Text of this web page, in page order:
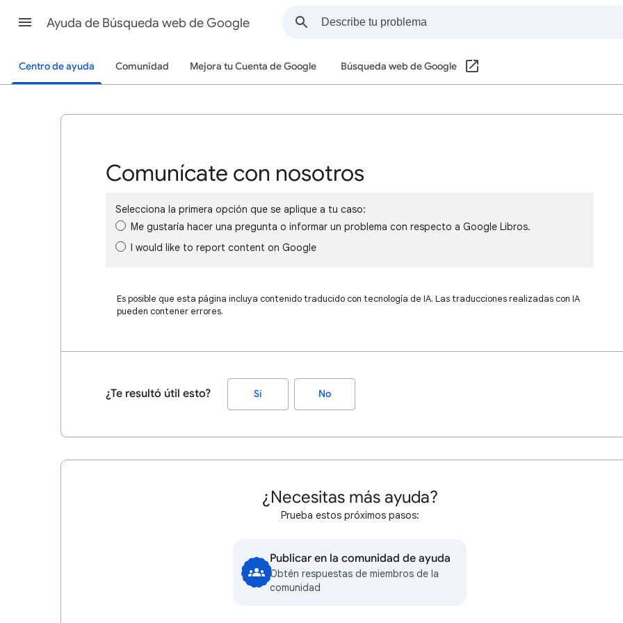
Ayuda de Búsqueda web de Google
Centro de ayuda Comunidad Mejora tu Cuenta de Google Búsqueda web de Google
Comunícate con nosotros
Selecciona la primera opción que se aplique a tu caso:
Me gustaría hacer una pregunta o informar un problema con respecto a Google Libros.
I would like to report content on Google
Es posible que esta página incluya contenido traducido con tecnología de IA. Las traducciones realizadas con IA
pueden contener errores.
¿Te resultó útil esto? Sí No
¿Necesitas más ayuda?
Prueba estos próximos pasos:
Publicar en la comunidad de ayuda
Obtén respuestas de miembros de la
comunidad